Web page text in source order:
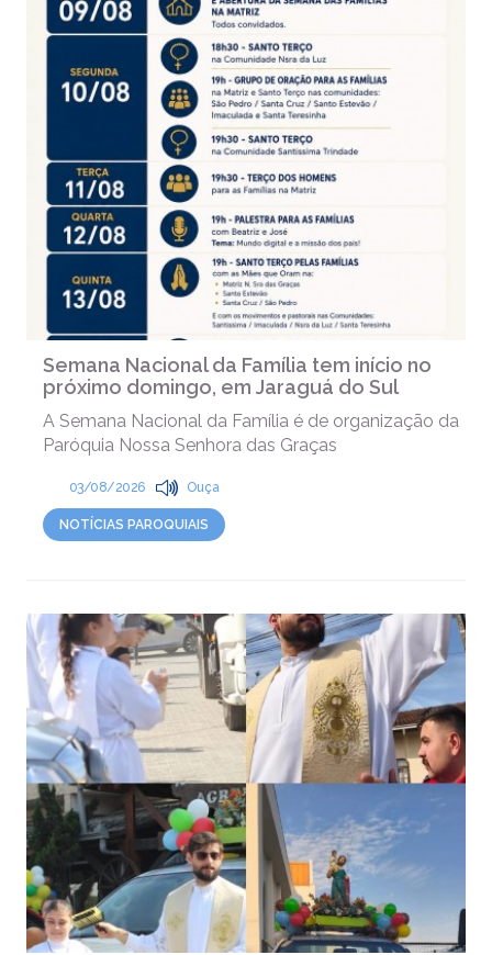
Semana Nacional da Família tem início no
próximo domingo, em Jaraguá do Sul
A Semana Nacional da Família é de organização da
Paróquia Nossa Senhora das Graças
03/08/2026 Ouça
NOTÍCIAS PAROQUIAIS